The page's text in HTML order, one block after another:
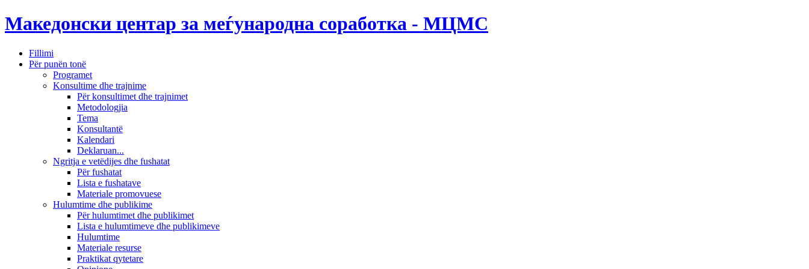
Македонски центар за меѓународна соработка - МЦМС
Fillimi
Për punën tonë
Programet
Konsultime dhe trajnime
Për konsultimet dhe trajnimet
Metodologjia
Tema
Konsultantë
Kalendari
Deklaruan...
Ngritja e vetëdijes dhe fushatat
Për fushatat
Lista e fushatave
Materiale promovuese
Hulumtime dhe publikime
Për hulumtimet dhe publikimet
Lista e hulumtimeve dhe publikimeve
Hulumtime
Materiale resurse
Praktikat qytetare